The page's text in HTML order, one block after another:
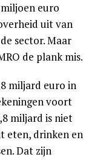
euro
uit van
sector. Maar
de plank mis.
miljard euro in
voort
miljard is niet
eten, drinken en
Dat zijn